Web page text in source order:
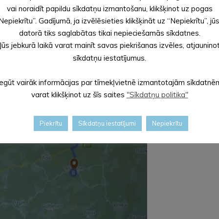
vai noraidīt papildu sīkdatņu izmantošanu, klikšķinot uz pogas
Gadījumā, ja izvēlēsieties klikšķināt uz “Nepiekrītu”,
datorā tiks saglabātas tikai nepieciešamās sīkdatnes.
jebkurā laikā varat mainīt savas piekrišanas izvēles,
sīkdatņu iestatījumus.
vairāk informācijas par tīmekļvietnē izmantotajām
varat klikšķinot uz šīs saites "Sīkdatņu politika"
Piekrītu Sīkdatņu iestatījumi Nepiekrītu